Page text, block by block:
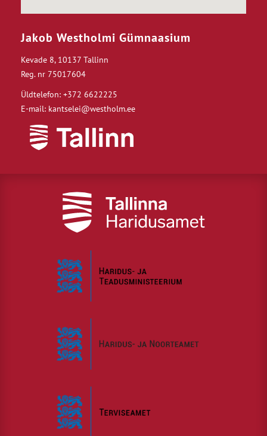
Jakob Westholmi Gümnaasium
Kevade 8, 10137 Tallinn
Reg. nr 75017604
Üldtelefon: +372 6622225
E-mail: kantselei@westholm.ee